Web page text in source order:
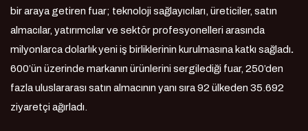
bir araya getiren fuar; teknoloji sağlayıcıları, üreticiler, satın
almacılar, yatırımcılar ve sektör profesyonelleri arasında
milyonlarca dolarlık yeni iş birliklerinin kurulmasına katkı sağladı.
600’ün üzerinde markanın ürünlerini sergilediği fuar, 250’den
fazla uluslararası satın almacının yanı sıra 92 ülkeden 35.692
ziyaretçi ağırladı.